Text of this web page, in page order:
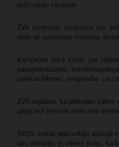
iedzīvotāju ziņojums.
ZVA saņēmusi ziņojumus par
sirds un asinsvadu sistēmas
Kampaņas laikā ziņots par
paaugstināšanās,
panikas lēkmes, miegainība un
ZVA atgādina, ka jebkurām
gadījumā vienmēr ieteicams
SKDS veiktā iedzīvotāju aptaujā
tām neziņoja, jo viņiem licies, ka